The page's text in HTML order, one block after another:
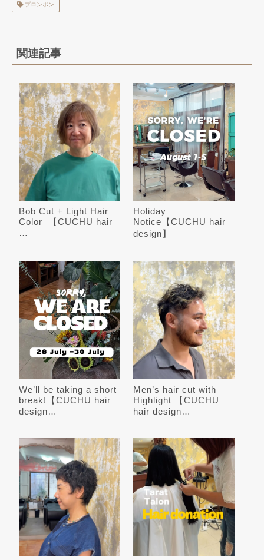
プロンポン
関連記事
Bob Cut + Light Hair
Color ️ 【CUCHU hair
…
Holiday
Notice【CUCHU hair
design】
We’ll be taking a short
break!【CUCHU hair
design…
Men’s hair cut with
Highlight 【CUCHU
hair design…